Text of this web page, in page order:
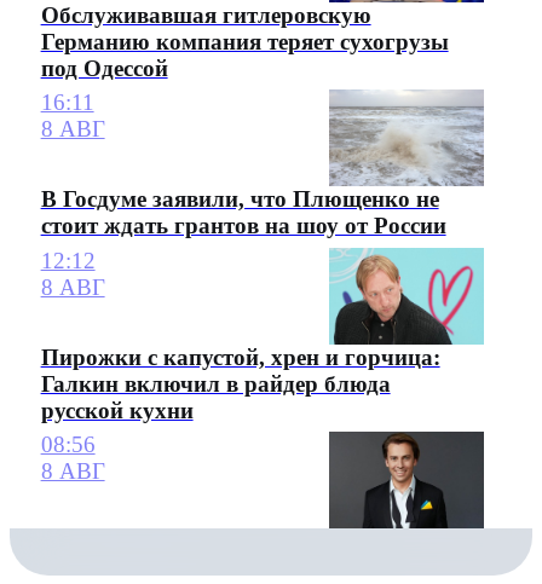
Обслуживавшая гитлеровскую
Германию компания теряет сухогрузы
под Одессой
16:11
8 АВГ
В Госдуме заявили, что Плющенко не
стоит ждать грантов на шоу от России
12:12
8 АВГ
Пирожки с капустой, хрен и горчица:
Галкин включил в райдер блюда
русской кухни
08:56
8 АВГ